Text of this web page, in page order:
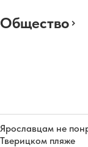
Общество
Ярославцам не
Тверицком пляже